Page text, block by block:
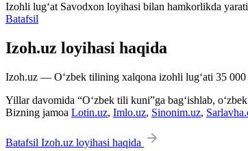
Izohli lugʻat Savodxon loyihasi bilan hamkorlikda
Batafsil
Izoh.uz loyihasi haqida
Izoh.uz — O‘zbek tilining xalqona izohli lug‘ati 35
Yillar davomida “O‘zbek tili kuni”ga bag‘ishlab,
Bizning jamoa Lotin.uz, Imlo.uz, Sinonim.uz,
Batafsil Izoh.uz loyihasi haqida